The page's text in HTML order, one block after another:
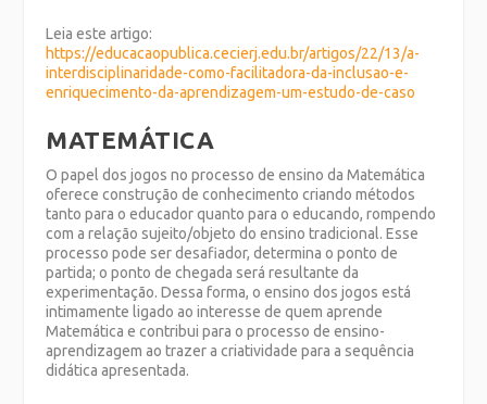
Leia este artigo:
https://educacaopublica.cecierj.edu.br/artigos/22/13/a-
interdisciplinaridade-como-facilitadora-da-inclusao-e-
enriquecimento-da-aprendizagem-um-estudo-de-caso
MATEMÁTICA
O papel dos jogos no processo de ensino da Matemática
oferece construção de conhecimento criando métodos
tanto para o educador quanto para o educando, rompendo
com a relação sujeito/objeto do ensino tradicional. Esse
processo pode ser desafiador, determina o ponto de
partida; o ponto de chegada será resultante da
experimentação. Dessa forma, o ensino dos jogos está
intimamente ligado ao interesse de quem aprende
Matemática e contribui para o processo de ensino-
aprendizagem ao trazer a criatividade para a sequência
didática apresentada.